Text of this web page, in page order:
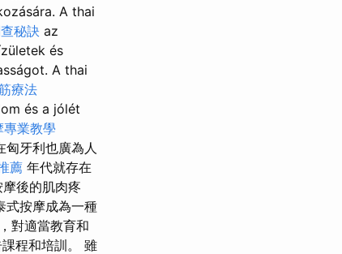
A thai
秘訣 az
és
A thai
療法
és a jólét
專業教學
牙利也廣為人
薦 年代就存在
後的肌肉疼
式按摩成為一種
對適當教育和
程和培訓。 雖